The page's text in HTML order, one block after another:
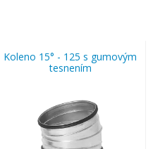
Koleno 15° - 125 s gumovým
tesnením